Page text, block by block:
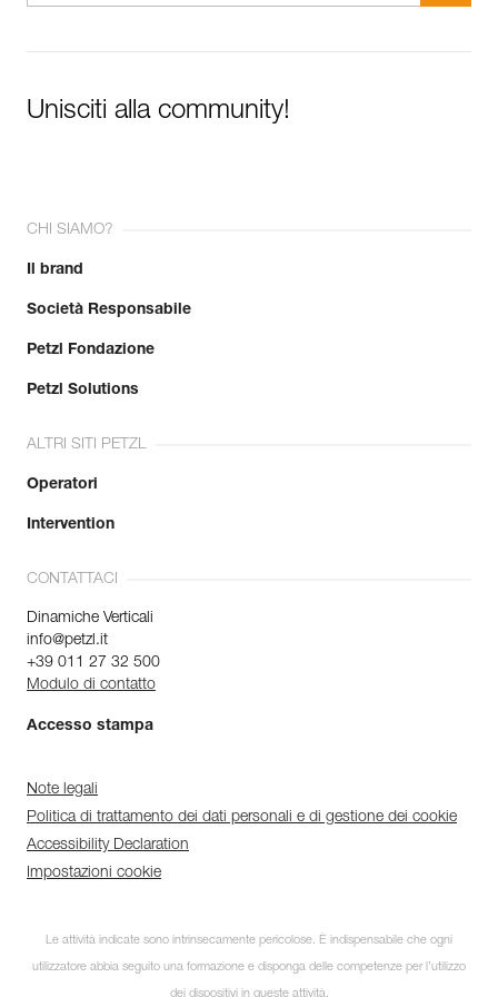
Unisciti alla community!
CHI SIAMO?
Il brand
Società Responsabile
Petzl Fondazione
Petzl Solutions
ALTRI SITI PETZL
Operatori
Intervention
CONTATTACI
Dinamiche Verticali
info@petzl.it
+39 011 27 32 500
Modulo di contatto
Accesso stampa
Note legali
Politica di trattamento dei dati personali e di gestione dei cookie
Accessibility Declaration
Impostazioni cookie
Le attività indicate sono intrinsecamente pericolose. È indispensabile che ogni
utilizzatore abbia seguito una formazione e disponga delle competenze per l’utilizzo
dei dispositivi in queste attività.